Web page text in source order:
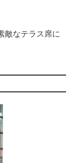
敵なテラス席に